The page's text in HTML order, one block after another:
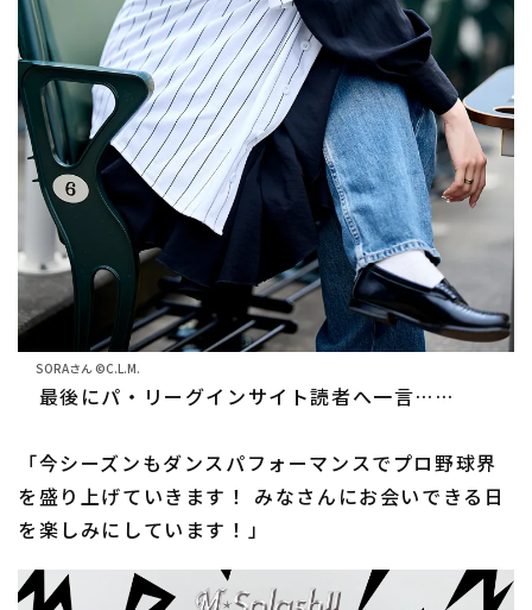
SORAさん ©C.L.M.
最後にパ・リーグインサイト読者へ一言……
「今シーズンもダンスパフォーマンスでプロ野球界
を盛り上げていきます！ みなさんにお会いできる日
を楽しみにしています！」